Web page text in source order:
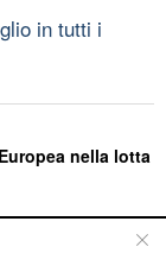
in tutti i
nella lotta